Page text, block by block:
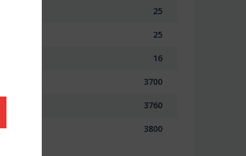
25
25
16
3700
3760
3800